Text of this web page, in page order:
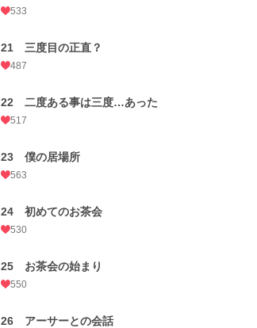
533
21 三度目の正直？
487
22 二度ある事は三度…あった
517
23 僕の居場所
563
24 初めてのお茶会
530
25 お茶会の始まり
550
26 アーサーとの会話